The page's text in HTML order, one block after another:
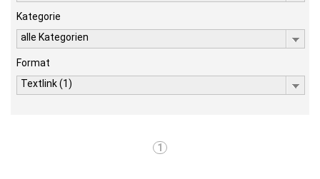
Kategorie
alle Kategorien
Format
Textlink (1)
1